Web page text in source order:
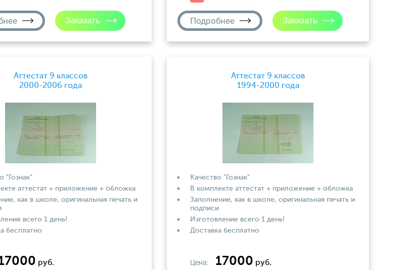
Подробнее
Аттестат 9 классов
2000-2006 года
"Гознак"
аттестат + приложение + обложка
как в школе, оригинальная печать и
всего 1 день!
бесплатно
руб.
Аттестат 9 классов
1994-2000 года
Качество "Гознак"
В комплекте аттестат + приложение + обложка
Заполнение, как в школе, оригинальная печать и
подписи
Изготовление всего 1 день!
Доставка бесплатно
Цена: 17000 руб.